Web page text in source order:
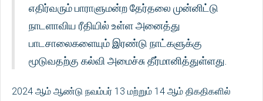
எதிர்வரும் பாராளுமன்ற தேர்தலை முன்னிட்டு
நாடளாவிய ரீதியில் உள்ள அனைத்து
பாடசாலைகளையும் இரண்டு நாட்களுக்கு
மூடுவதற்கு கல்வி அமைச்சு தீர்மானித்துள்ளது.
2024 ஆம் ஆண்டு நவம்பர் 13 மற்றும் 14 ஆம் திகதிகளில்